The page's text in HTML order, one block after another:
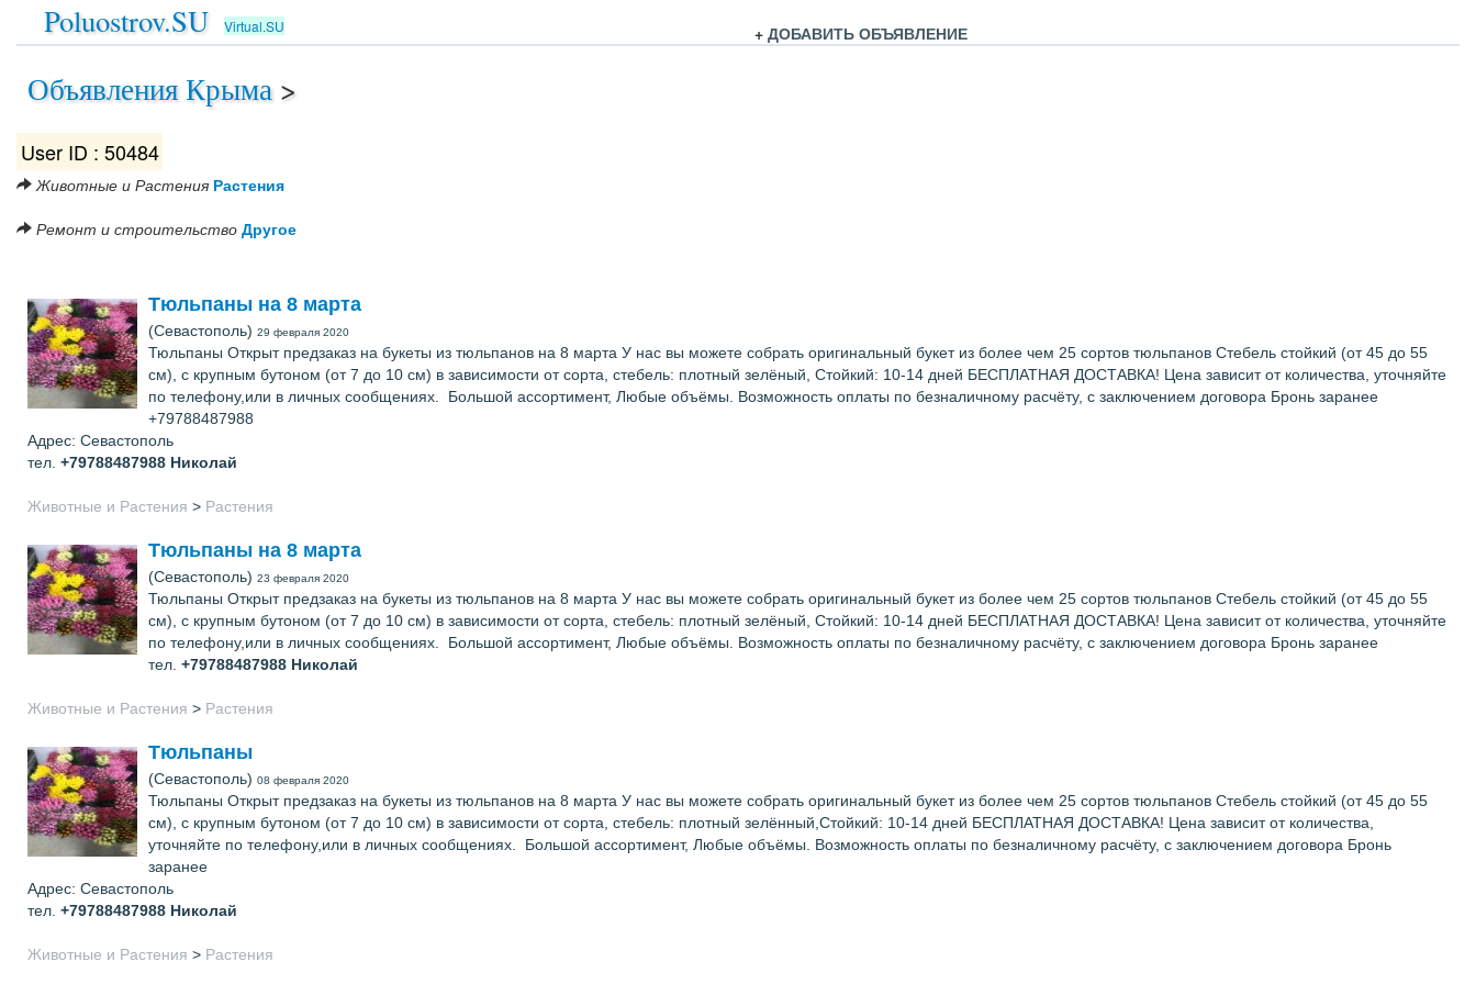
Poluostrov.SU Virtual.SU + ДОБАВИТЬ ОБЪЯВЛЕНИЕ
Объявления Крыма >
User ID : 50484
Животные и Растения Растения
Ремонт и строительство Другое
Тюльпаны на 8 марта
(Севастополь) 29 февраля 2020
Тюльпаны Открыт предзаказ на букеты из тюльпанов на 8 марта У нас вы можете собрать оригинальный букет из более чем 25 сортов тюльпанов Стебель стойкий (от 45 до 55
см), с крупным бутоном (от 7 до 10 см) в зависимости от сорта, стебель: плотный зелёный, Стойкий: 10-14 дней БЕСПЛАТНАЯ ДОСТАВКА! Цена зависит от количества, уточняйте
по телефону,или в личных сообщениях. Большой ассортимент, Любые объёмы. Возможность оплаты по безналичному расчёту, с заключением договора Бронь заранее
+79788487988
Адрес: Севастополь
тел. +79788487988 Николай
Животные и Растения > Растения
Тюльпаны на 8 марта
(Севастополь) 23 февраля 2020
Тюльпаны Открыт предзаказ на букеты из тюльпанов на 8 марта У нас вы можете собрать оригинальный букет из более чем 25 сортов тюльпанов Стебель стойкий (от 45 до 55
см), с крупным бутоном (от 7 до 10 см) в зависимости от сорта, стебель: плотный зелёный, Стойкий: 10-14 дней БЕСПЛАТНАЯ ДОСТАВКА! Цена зависит от количества, уточняйте
по телефону,или в личных сообщениях. Большой ассортимент, Любые объёмы. Возможность оплаты по безналичному расчёту, с заключением договора Бронь заранее
тел. +79788487988 Николай
Животные и Растения > Растения
Тюльпаны
(Севастополь) 08 февраля 2020
Тюльпаны Открыт предзаказ на букеты из тюльпанов на 8 марта У нас вы можете собрать оригинальный букет из более чем 25 сортов тюльпанов Стебель стойкий (от 45 до 55
см), с крупным бутоном (от 7 до 10 см) в зависимости от сорта, стебель: плотный зелённый,Стойкий: 10-14 дней БЕСПЛАТНАЯ ДОСТАВКА! Цена зависит от количества,
уточняйте по телефону,или в личных сообщениях. Большой ассортимент, Любые объёмы. Возможность оплаты по безналичному расчёту, с заключением договора Бронь
заранее
Адрес: Севастополь
тел. +79788487988 Николай
Животные и Растения > Растения